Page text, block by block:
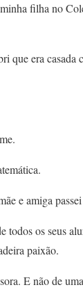
filha no
que era
e amiga
os seus
paixão.
E não de